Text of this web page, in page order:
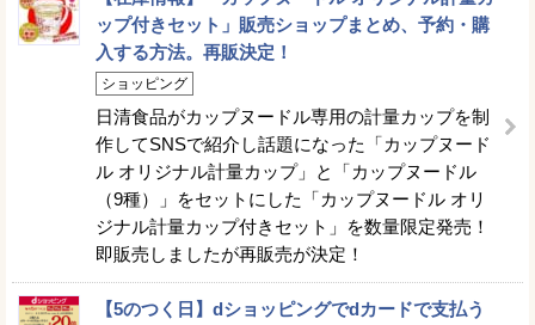
ップ付きセット」販売ショップまとめ、予約・購
入する方法。再販決定！
ショッピング
日清食品がカップヌードル専用の計量カップを制
作してSNSで紹介し話題になった「カップヌード
ル オリジナル計量カップ」と「カップヌードル
（9種）」をセットにした「カップヌードル オリ
ジナル計量カップ付きセット」を数量限定発売！
即販売しましたが再販売が決定！
【5のつく日】dショッピングでdカードで支払う